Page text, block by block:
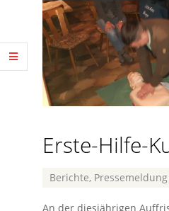
Erste-Hilfe-
2017-
Berichte, Pressemeldung
An der diesjährigen